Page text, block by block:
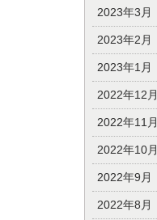
2023年3月
2023年2月
2023年1月
2022年12月
2022年11月
2022年10月
2022年9月
2022年8月